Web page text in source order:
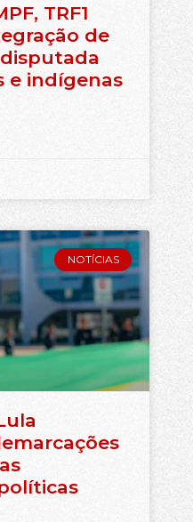
TRF1
de
e indígenas
NOTÍCIAS